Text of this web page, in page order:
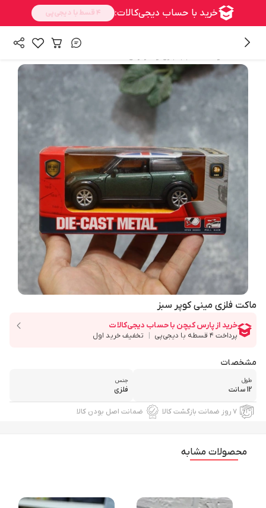
ماکت فلزی مینی کوپر سبز
مشخصات
طول
12 سانت
جنس
فلزی
۷ روز ضمانت بازگشت کالا ضمانت اصل بودن کالا
محصولات مشابه